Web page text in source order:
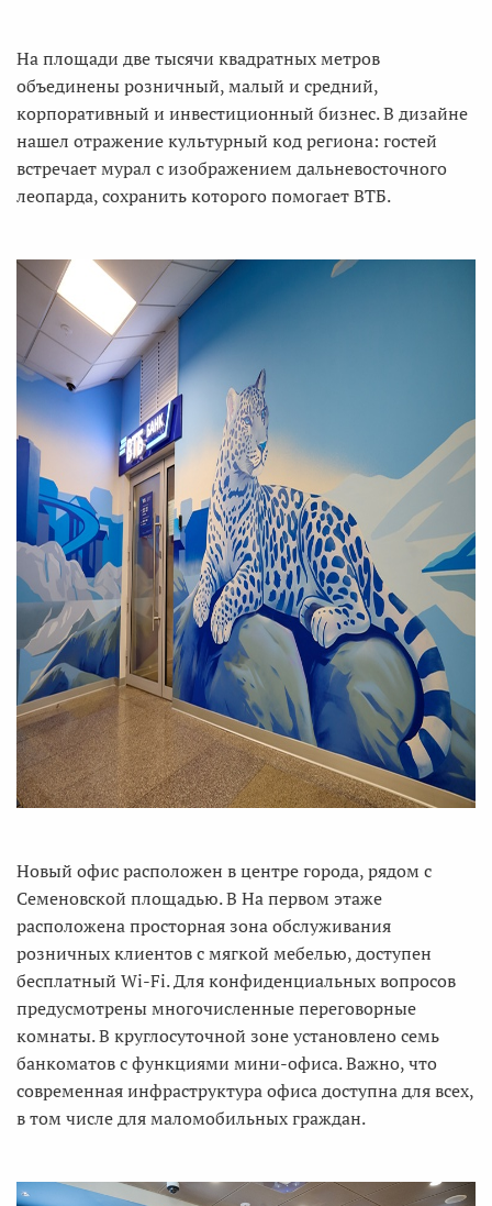
На площади две тысячи квадратных метров
объединены розничный, малый и средний,
корпоративный и инвестиционный бизнес. В дизайне
нашел отражение культурный код региона: гостей
встречает мурал с изображением дальневосточного
леопарда, сохранить которого помогает ВТБ.
Новый офис расположен в центре города, рядом с
Семеновской площадью. В На первом этаже
расположена просторная зона обслуживания
розничных клиентов с мягкой мебелью, доступен
бесплатный Wi-Fi. Для конфиденциальных вопросов
предусмотрены многочисленные переговорные
комнаты. В круглосуточной зоне установлено семь
банкоматов с функциями мини-офиса. Важно, что
современная инфраструктура офиса доступна для всех,
в том числе для маломобильных граждан.